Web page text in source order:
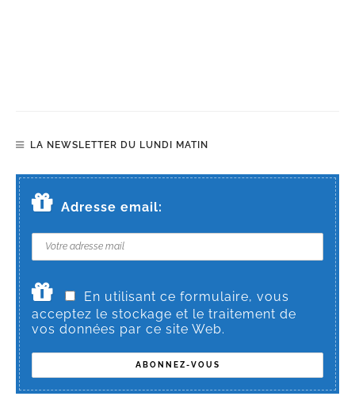
LA NEWSLETTER DU LUNDI MATIN
Adresse email:
En utilisant ce formulaire, vous
acceptez le stockage et le traitement de
vos données par ce site Web.